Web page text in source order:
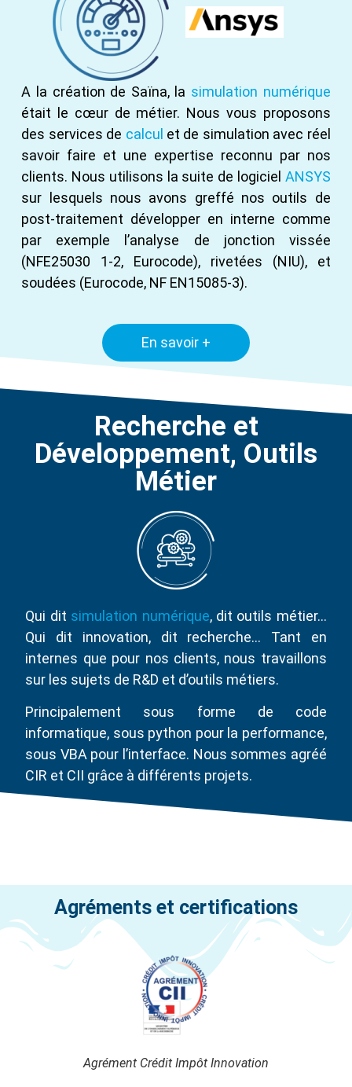
A la création de Saïna, la simulation numérique
était le cœur de métier. Nous vous proposons
des services de calcul et de simulation avec réel
savoir faire et une expertise reconnu par nos
clients. Nous utilisons la suite de logiciel ANSYS
sur lesquels nous avons greffé nos outils de
post-traitement développer en interne comme
par exemple l’analyse de jonction vissée
(NFE25030 1-2, Eurocode), rivetées (NIU), et
soudées (Eurocode, NF EN15085-3).
En savoir +
Recherche et
Développement, Outils
Métier
Qui dit simulation numérique, dit outils métier…
Qui dit innovation, dit recherche… Tant en
internes que pour nos clients, nous travaillons
sur les sujets de R&D et d’outils métiers.
Principalement sous forme de code
informatique, sous python pour la performance,
sous VBA pour l’interface. Nous sommes agréé
CIR et CII grâce à différents projets.
Agréments et certifications
Agrément Crédit Impôt Innovation